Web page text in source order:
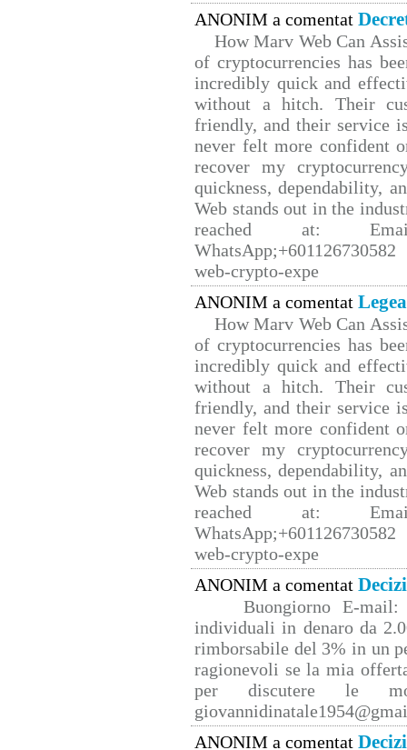
ANONIM a comentat
How Marv Web Can
of cryptocurrencies has
incredibly quick and
without a hitch. Their
friendly, and their service
never felt more confident
recover my
quickness, dependability,
Web stands out in the
reached at: Email
web-crypto-expe
ANONIM a comentat
How Marv Web Can
of cryptocurrencies has
incredibly quick and
without a hitch. Their
friendly, and their service
never felt more confident
recover my
quickness, dependability,
Web stands out in the
reached at: Email
web-crypto-expe
ANONIM a comentat
Buongiorno E-mail:
individuali in denaro da
rimborsabile del 3% in un
ragionevoli se la mia
per discutere le
ANONIM a comentat